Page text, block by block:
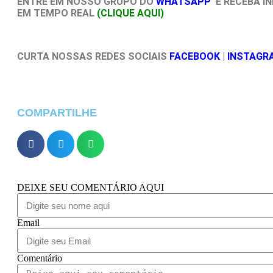
EM TEMPO REAL (CLIQUE AQUI)
CURTA NOSSAS REDES SOCIAIS FACEBOOK |
COMPARTILHE
DEIXE SEU COMENTÁRIO AQUI
Email
Comentário